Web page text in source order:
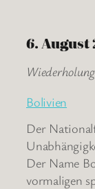
6. August
Bolivien
Der
Der Name
vormaligen